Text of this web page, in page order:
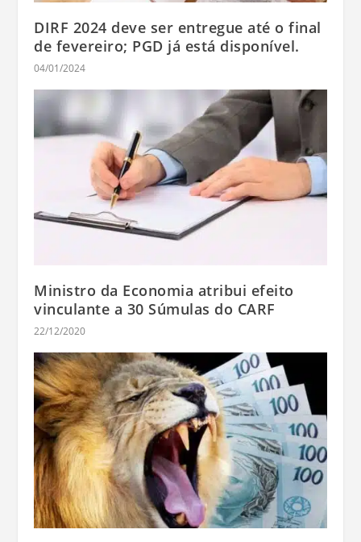
DIRF 2024 deve ser entregue até o final
de fevereiro; PGD já está disponível.
04/01/2024
Ministro da Economia atribui efeito
vinculante a 30 Súmulas do CARF
22/12/2020